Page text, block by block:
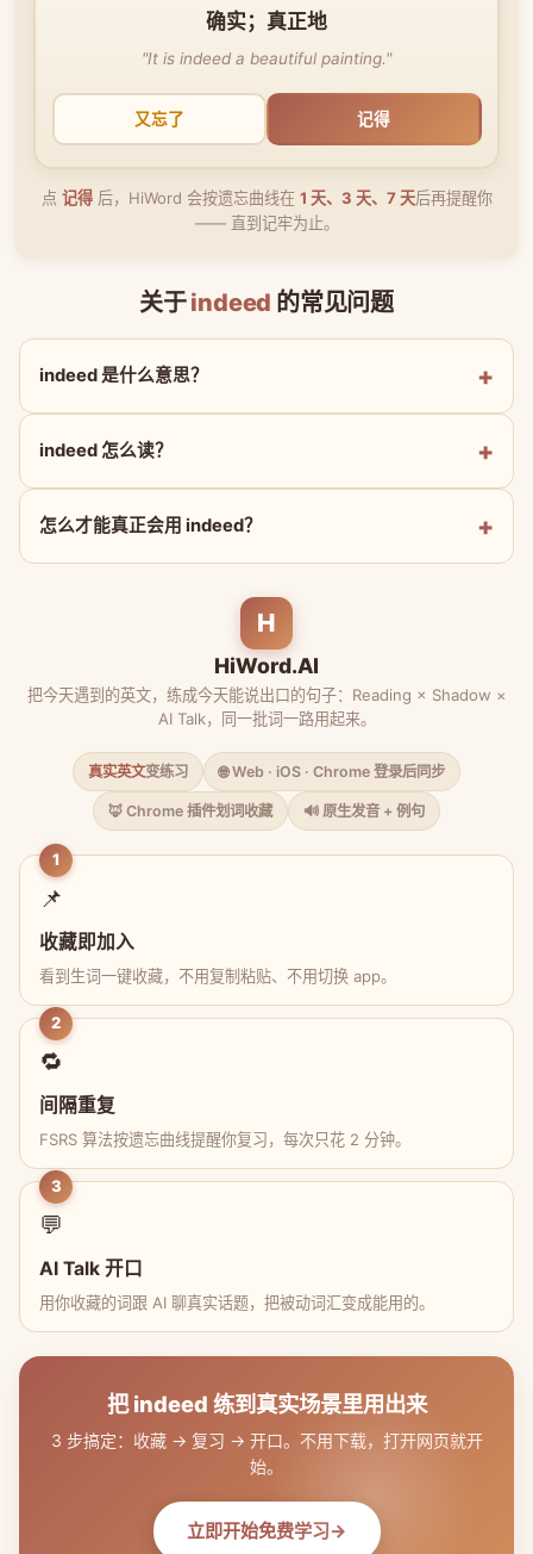
确实；真正地
"It is indeed a beautiful painting."
又忘了 记得
点 记得后，HiWord 会按遗忘曲线在 1 天、3 天、7 天后再提醒你
—— 直到记牢为止。
关于indeed 的常见问题
indeed 是什么意思？
indeed 怎么读？
怎么才能真正会用 indeed？
H
HiWord.AI
把今天遇到的英文，练成今天能说出口的句子：Reading × Shadow ×
AI Talk，同一批词一路用起来。
真实英文变练习 🌐 Web · iOS · Chrome 登录后同步
🦊 Chrome 插件划词收藏 🔊 原生发音 + 例句
1
📌
收藏即加入
看到生词一键收藏，不用复制粘贴、不用切换 app。
2
🔁
间隔重复
FSRS 算法按遗忘曲线提醒你复习，每次只花 2 分钟。
3
💬
AI Talk 开口
用你收藏的词跟 AI 聊真实话题，把被动词汇变成能用的。
把 indeed 练到真实场景里用出来
3 步搞定：收藏 → 复习 → 开口。不用下载，打开网页就开
始。
立即开始免费学习